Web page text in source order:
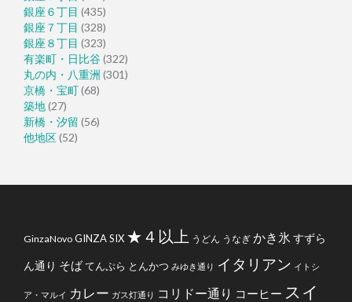
銀座６丁目 (435)
銀座７丁目 (328)
銀座８丁目 (323)
有楽町・日比谷(322)
丸の内・八重洲 (301)
京橋・宝町(68)
築地(27)
新橋・汐留 (56)
他地区(52)
GinzaNovo GINZA SIX ★４以上 うどん うなぎ かき氷 すずら
ん通り そばてんぷら とんかつ みゆき通り イタリアン イトシ
ア・マルイ カレー ガス灯通り コリドー通り コーヒー スイ